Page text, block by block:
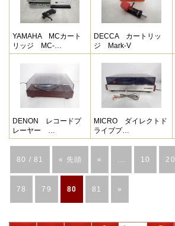
YAMAHA MCカート
リッジ MC-…
DECCA カートリッ
ジ Mark-V
DENON レコードプ
レーヤー …
MICRO ダイレクトド
ライブプ…
80 / 81 « 先頭 « 10 20
78 79 80 81 »